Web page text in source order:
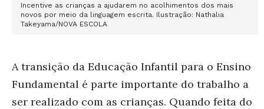
Incentive as crianças a ajudarem no acolhimentos dos mais
novos por meio da linguagem escrita. Ilustração: Nathalia
Takeyama/NOVA ESCOLA
A transição da Educação Infantil para o Ensino
Fundamental é parte importante do trabalho a
ser realizado com as crianças. Quando feita do